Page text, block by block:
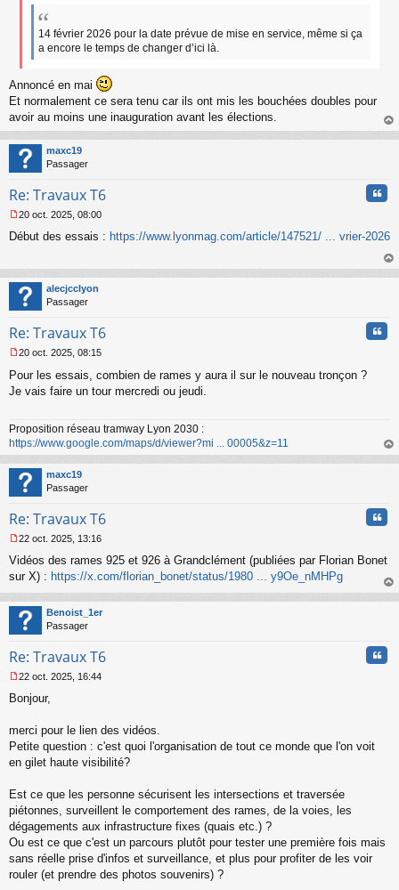
l
u
14 février 2026 pour la date prévue de mise en service, même si ça
a encore le temps de changer d’ici là.
Annoncé en mai
Et normalement ce sera tenu car ils ont mis les bouchées doubles pour
avoir au moins une inauguration avant les élections.
au
maxc19
Passager
Re: Travaux T6
e
a
g
e
o
l
u
20 oct. 2025, 08:00
Début des essais : https://www.lyonmag.com/article/147521/ ... vrier-2026
au
alecjcclyon
Passager
Re: Travaux T6
e
s
g
e
n
o
n
l
20 oct. 2025, 08:15
Pour les essais, combien de rames y aura il sur le nouveau tronçon ?
Je vais faire un tour mercredi ou jeudi.
Proposition réseau tramway Lyon 2030 :
https://www.google.com/maps/d/viewer?mi ... 00005&z=11
au
maxc19
Passager
Re: Travaux T6
e
s
a
g
e
o
l
u
22 oct. 2025, 13:16
Vidéos des rames 925 et 926 à Grandclément (publiées par Florian Bonet
sur X) : https://x.com/florian_bonet/status/1980 ... y9Oe_nMHPg
au
Benoist_1er
Passager
Re: Travaux T6
e
s
g
e
o
n
l
u
22 oct. 2025, 16:44
Bonjour,
merci pour le lien des vidéos.
Petite question : c'est quoi l'organisation de tout ce monde que l'on voit
en gilet haute visibilité?
Est ce que les personne sécurisent les intersections et traversée
piétonnes, surveillent le comportement des rames, de la voies, les
dégagements aux infrastructure fixes (quais etc.) ?
Ou est ce que c'est un parcours plutôt pour tester une première fois mais
sans réelle prise d'infos et surveillance, et plus pour profiter de les voir
rouler (et prendre des photos souvenirs) ?